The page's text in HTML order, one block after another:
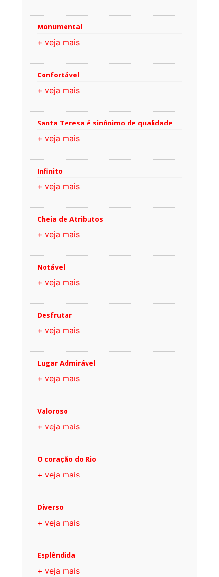
Monumental
+ veja mais
Confortável
+ veja mais
Santa Teresa é sinônimo de qualidade
+ veja mais
Infinito
+ veja mais
Cheia de Atributos
+ veja mais
Notável
+ veja mais
Desfrutar
+ veja mais
Lugar Admirável
+ veja mais
Valoroso
+ veja mais
O coração do Rio
+ veja mais
Diverso
+ veja mais
Esplêndida
+ veja mais